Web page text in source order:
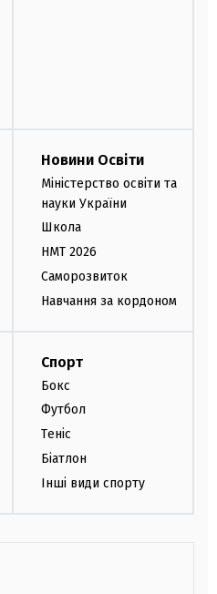
Новини Освіти
Міністерство освіти та
науки України
Школа
НМТ 2026
Саморозвиток
Навчання за кордоном
Спорт
Бокс
Футбол
Теніс
Біатлон
Інші види спорту